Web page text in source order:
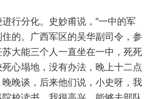
行分化。史妙甫说，“一中的军
的。广西军区的吴华副司令，参
大能三个人一直坐在一中，死死
心塌地，没有办法，晚上十二点
晚谈，后来他们说，小史呀，我